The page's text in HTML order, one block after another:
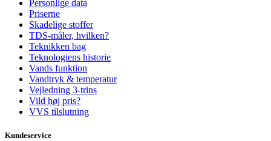
Personlige data
Priserne
Skadelige stoffer
TDS-måler, hvilken?
Teknikken bag
Teknologiens historie
Vands funktion
Vandtryk & temperatur
Vejledning 3-trins
Vild høj pris?
VVS tilslutning
Kundeservice